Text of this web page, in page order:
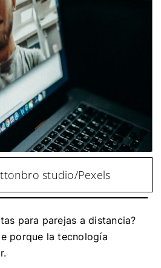
studio/Pexels
para parejas a distancia?
porque la tecnología